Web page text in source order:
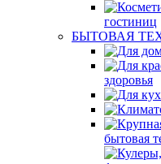
гостиниц
БЫТОВАЯ
здоровья
бытовая